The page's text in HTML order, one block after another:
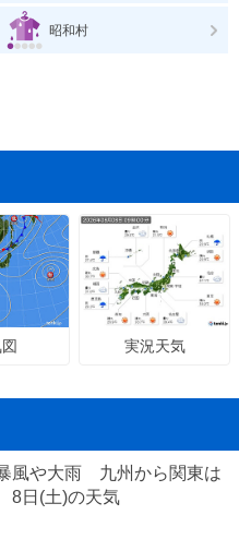
昭和村
実況天気
風や大雨 九州から関東は
8日(土)の天気